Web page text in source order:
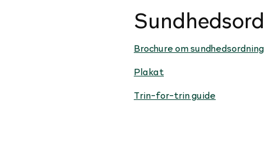
Brochure om
Plakat
Trin-for-trin guide